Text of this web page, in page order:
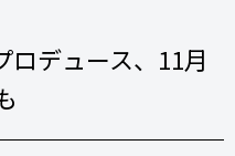
デュース、11月